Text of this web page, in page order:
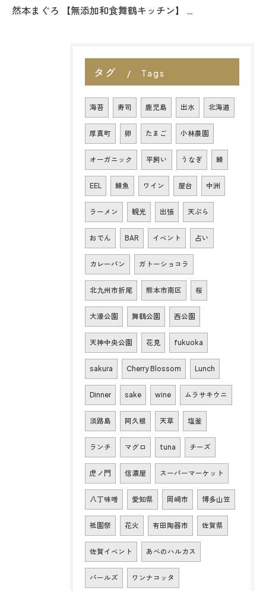
然本まぐろ 【無添加和食舞鶴キッチン】 …
タグ Tags
海苔 寿司 鹿児島 出水 北海道
厚真町 卵 たまご 小林農園
オーガニック 平飼い うなぎ 鰻
EEL 鰻魚 ワイン 屋台 中洲
ラーメン 観光 出張 天ぷら
おでん BAR イベント 占い
カレーパン ガトーショコラ
北九州市折尾 熊本市南区 桜
大濠公園 舞鶴公園 西公園
天神中央公園 花見 fukuoka
sakura Cherry Blossom Lunch
Dinner sake wine ムラサキウニ
淡路島 阿久根 天草 塩釜
ランチ マグロ tuna チーズ
虎ノ門 信濃屋 スーパーマーケット
八丁味噌 愛知県 岡崎市 博多山笠
祇園祭 花火 有田陶器市 佐賀県
佐賀イベント あべのハルカス
パールズ ワンナコッタ